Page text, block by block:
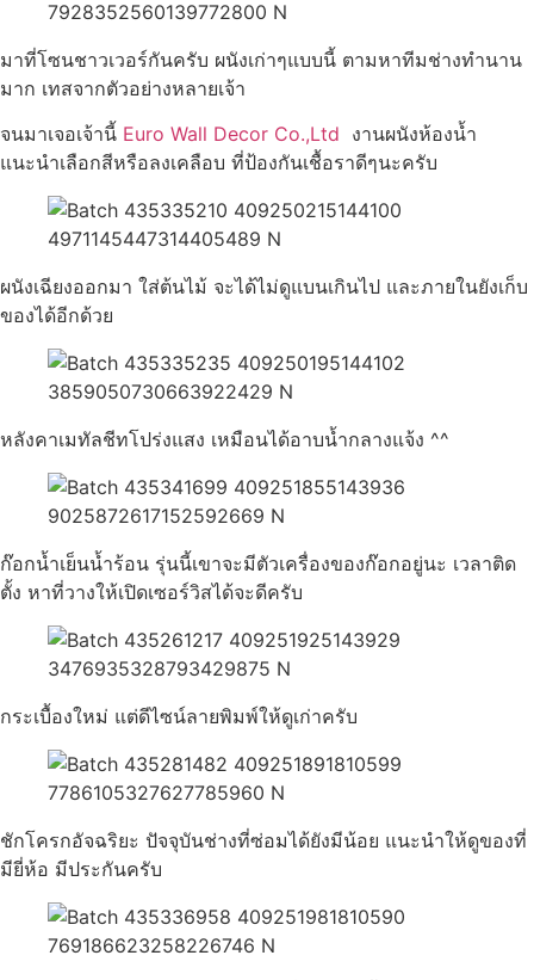
มาที่โซนชาวเวอร์กันครับ ผนังเก่าๆแบบนี้ ตามหาทีมช่างทำนาน
มาก เทสจากตัวอย่างหลายเจ้า
จนมาเจอเจ้านี้ Euro Wall Decor Co.,Ltd งานผนังห้องน้ำ
แนะนำเลือกสีหรือลงเคลือบ ที่ป้องกันเชื้อราดีๆนะครับ
ผนังเฉียงออกมา ใส่ต้นไม้ จะได้ไม่ดูแบนเกินไป และภายในยังเก็บ
ของได้อีกด้วย
หลังคาเมทัลชีทโปร่งแสง เหมือนได้อาบน้ำกลางแจ้ง ^^
ก๊อกน้ำเย็นน้ำร้อน รุ่นนี้เขาจะมีตัวเครื่องของก๊อกอยู่นะ เวลาติด
ตั้ง หาที่วางให้เปิดเซอร์วิสได้จะดีครับ
กระเบื้องใหม่ แต่ดีไซน์ลายพิมพ์ให้ดูเก่าครับ
ชักโครกอัจฉริยะ ปัจจุบันช่างที่ซ่อมได้ยังมีน้อย แนะนำให้ดูของที่
มียี่ห้อ มีประกันครับ